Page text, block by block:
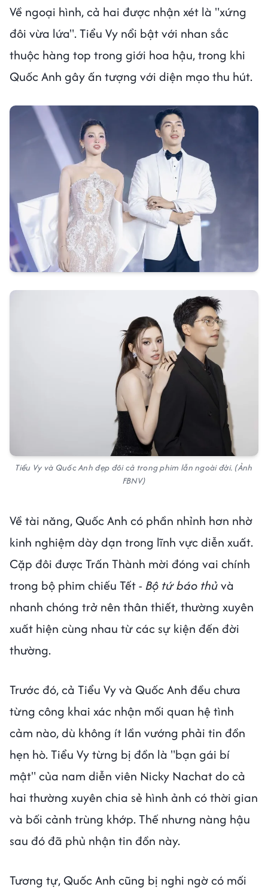
Về ngoại hình, cả hai được nhận xét là "xứng
đôi vừa lứa". Tiểu Vy nổi bật với nhan sắc
thuộc hàng top trong giới hoa hậu, trong khi
Quốc Anh gây ấn tượng với diện mạo thu hút.
Tiểu Vy và Quốc Anh đẹp đôi cả trong phim lẫn ngoài đời. (Ảnh
FBNV)
Về tài năng, Quốc Anh có phần nhỉnh hơn nhờ
kinh nghiệm dày dạn trong lĩnh vực diễn xuất.
Cặp đôi được Trấn Thành mời đóng vai chính
trong bộ phim chiếu Tết - Bộ tứ báo thủvà
nhanh chóng trở nên thân thiết, thường xuyên
xuất hiện cùng nhau từ các sự kiện đến đời
thường.
Trước đó, cả Tiểu Vy và Quốc Anh đều chưa
từng công khai xác nhận mối quan hệ tình
cảm nào, dù không ít lần vướng phải tin đồn
hẹn hò. Tiểu Vy từng bị đồn là "bạn gái bí
mật" của nam diễn viên Nicky Nachat do cả
hai thường xuyên chia sẻ hình ảnh có thời gian
và bối cảnh trùng khớp. Thế nhưng nàng hậu
sau đó đã phủ nhận tin đồn này.
Tương tự, Quốc Anh cũng bị nghi ngờ có mối